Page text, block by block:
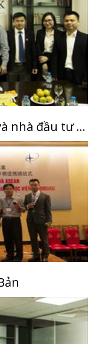
Làm việc với IPA Quảng Ninh và nhà đầu tư Nhật Bản